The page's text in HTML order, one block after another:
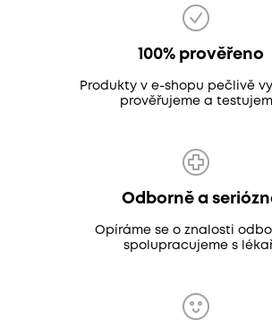
100% prověřeno
Produkty v e-shopu pečlivě
prověřujeme a
Odborně a
Opíráme se o znalosti
spolupracujeme s